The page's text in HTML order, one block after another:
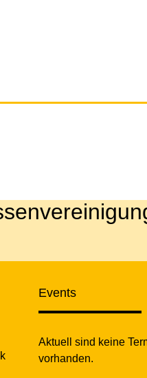
Events
Aktuell sind keine
vorhanden.